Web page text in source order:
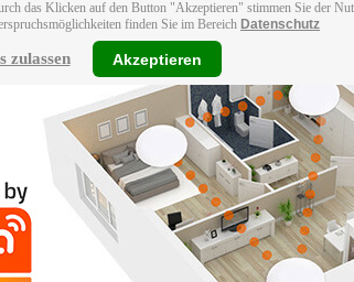
das Klicken auf den Button "Akzeptieren" stimmen Sie der
finden Sie im Bereich Datenschutz
zulassen Akzeptieren